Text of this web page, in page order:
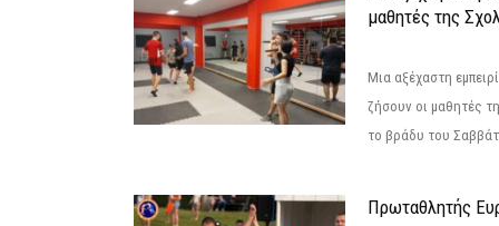
μαθητές της
Μια αξέχαστη
ζήσουν οι μαθητές
το βράδυ του
Πρωταθλητής